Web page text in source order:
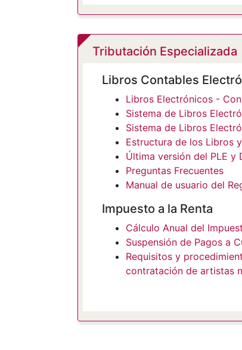
Tributación Especializada
Libros Contables
Libros Electrónicos -
Sistema de Libros
Sistema de Libros
Estructura de los Libros
Última versión del PLE y
Preguntas Frecuentes
Manual de usuario del
Impuesto a la Renta
Cálculo Anual del
Suspensión de Pagos a
Requisitos y
contratación de artistas